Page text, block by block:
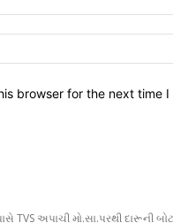
browser for the next time I